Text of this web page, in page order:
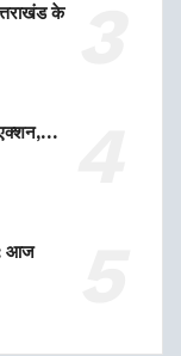
के
एक्शन,…
आज